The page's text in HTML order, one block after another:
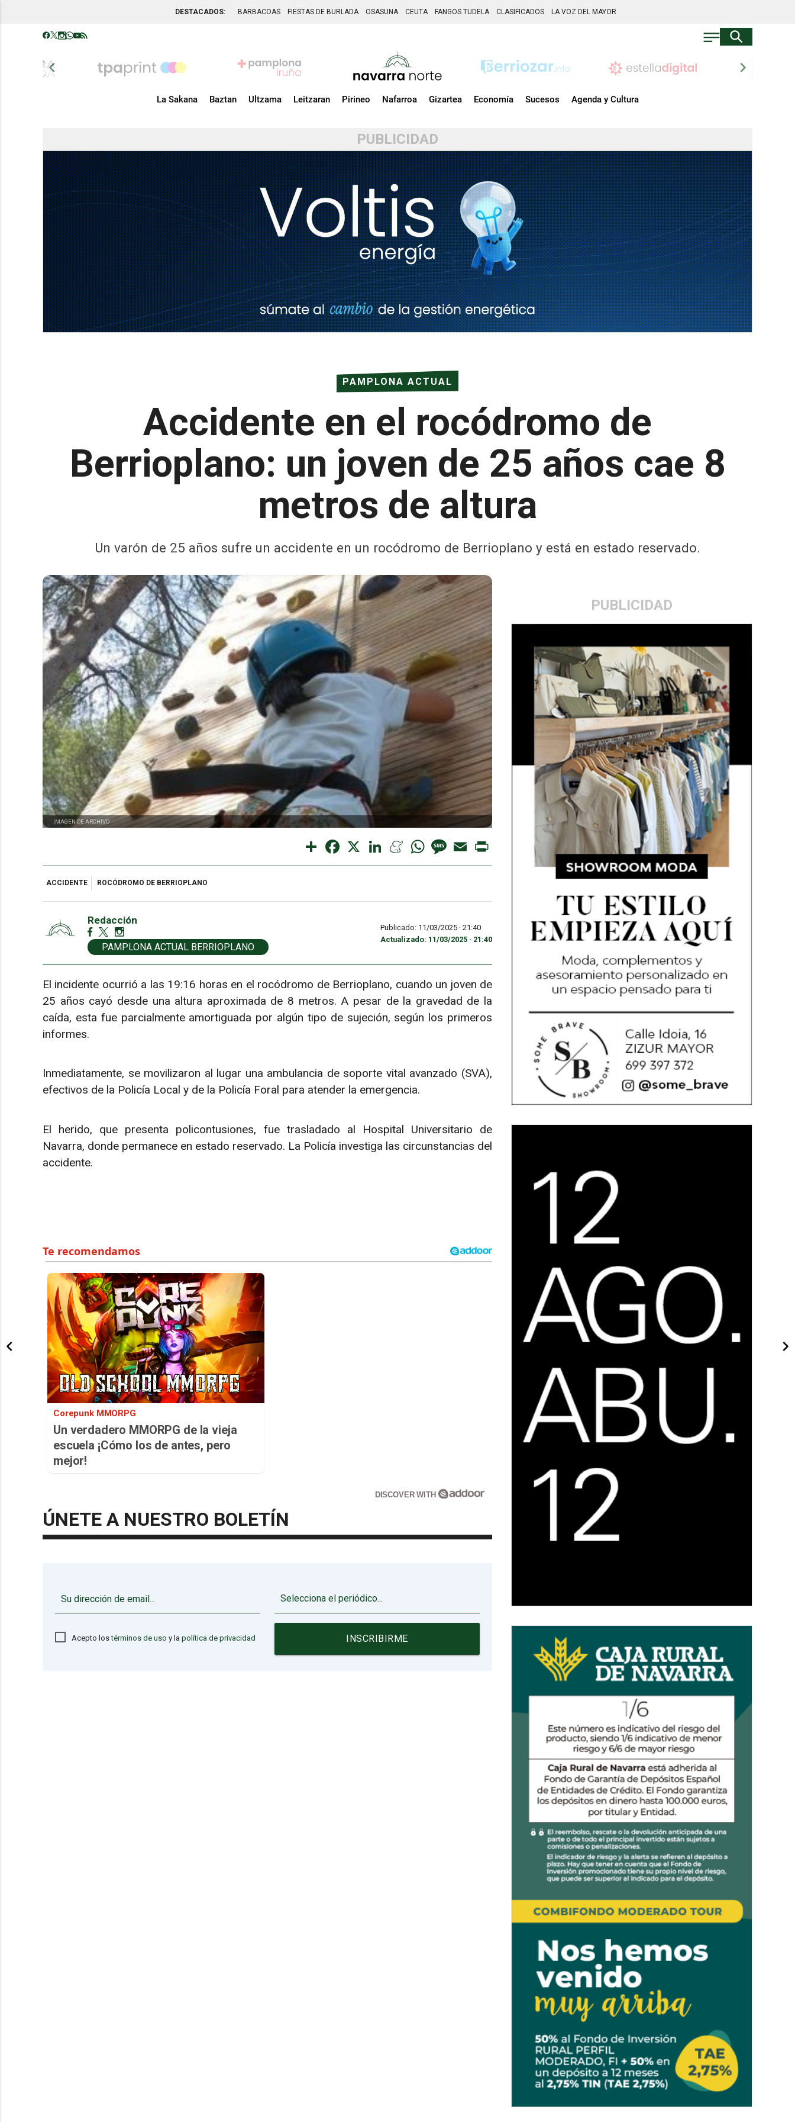
DESTACADOS: BARBACOAS FIESTAS DE BURLADA OSASUNA CEUTA FANGOS TUDELA CLASIFICADOS LA VOZ DEL MAYOR
chevron_left chevron_right
La Sakana Baztan Ultzama Leitzaran Pirineo Nafarroa Gizartea Economía Sucesos Agenda y Cultura
PUBLICIDAD
PAMPLONA ACTUAL
Accidente en el rocódromo de
Berrioplano: un joven de 25 años cae 8
metros de altura
Un varón de 25 años sufre un accidente en un rocódromo de Berrioplano y está en estado reservado.
PUBLICIDAD
IMAGEN DE ARCHIVO
Share Facebook LinkedInMeneameWhatsAppMessage
Email
ACCIDENTE ROCÓDROMO DE BERRIOPLANO
Redacción
PAMPLONA ACTUAL BERRIOPLANO
Publicado: 11/03/2025 · 21:40
Actualizado: 11/03/2025 · 21:40
El incidente ocurrió a las 19:16 horas en el rocódromo de Berrioplano, cuando un joven de
25 años cayó desde una altura aproximada de 8 metros. A pesar de la gravedad de la
caída, esta fue parcialmente amortiguada por algún tipo de sujeción, según los primeros
informes.
Inmediatamente, se movilizaron al lugar una ambulancia de soporte vital avanzado (SVA),
efectivos de la Policía Local y de la Policía Foral para atender la emergencia.
El herido, que presenta policontusiones, fue trasladado al Hospital Universitario de
Navarra, donde permanece en estado reservado. La Policía investiga las circunstancias del
accidente.
Corepunk MMORPG
Un verdadero MMORPG de la vieja
escuela ¡Cómo los de antes, pero
mejor!
DISCOVER WITH
ÚNETE A NUESTRO BOLETÍN
Acepto lostérminos de uso y la política de privacidad INSCRIBIRME